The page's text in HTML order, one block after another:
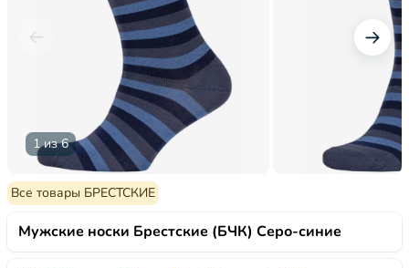
1 из 6
Все товары БРЕСТСКИЕ
Мужские носки Брестские (БЧК) Серо-синие